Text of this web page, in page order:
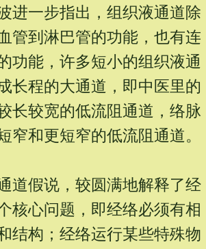
进一步指出，组织液通道除
管到淋巴管的功能，也有连
功能，许多短小的组织液通
长程的大通道，即中医里的
长较宽的低流阻通道，络脉
窄和更短窄的低流阻通道。
道假说，较圆满地解释了经
核心问题，即经络必须有相
结构；经络运行某些特殊物